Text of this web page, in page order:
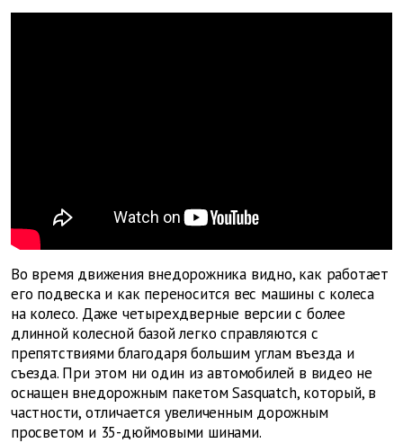
Во время движения внедорожника видно, как работает
его подвеска и как переносится вес машины с колеса
на колесо. Даже четырехдверные версии с более
длинной колесной базой легко справляются с
препятствиями благодаря большим углам въезда и
съезда. При этом ни один из автомобилей в видео не
оснащен внедорожным пакетом Sasquatch, который, в
частности, отличается увеличенным дорожным
просветом и 35-дюймовыми шинами.